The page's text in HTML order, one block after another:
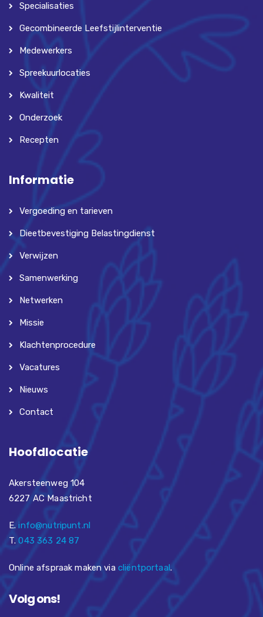
Specialisaties
Gecombineerde Leefstijlinterventie
Medewerkers
Spreekuurlocaties
Kwaliteit
Onderzoek
Recepten
Informatie
Vergoeding en tarieven
Dieetbevestiging Belastingdienst
Verwijzen
Samenwerking
Netwerken
Missie
Klachtenprocedure
Vacatures
Nieuws
Contact
Hoofdlocatie
Akersteenweg 104
6227 AC Maastricht
E.info@nutripunt.nl
T.043 363 24 87
Online afspraak maken via cliëntportaal.
Volg ons!